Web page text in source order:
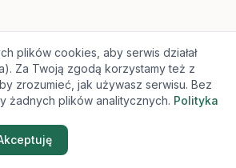
plików cookies, aby serwis działał
Za Twoją zgodą korzystamy też z
zrozumieć, jak używasz serwisu. Bez
żadnych plików analitycznych. Polityka